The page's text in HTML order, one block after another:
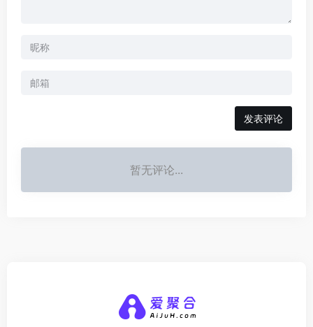
发表评论
暂无评论...